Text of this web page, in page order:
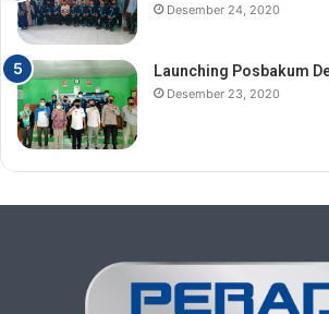
Desember 24, 2020
Launching Posbakum
Desember 23, 2020